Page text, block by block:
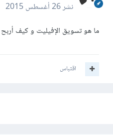
نشر26 أغسطس 2015
ما هو تسويق الإفيليت و كيف
اقتباس